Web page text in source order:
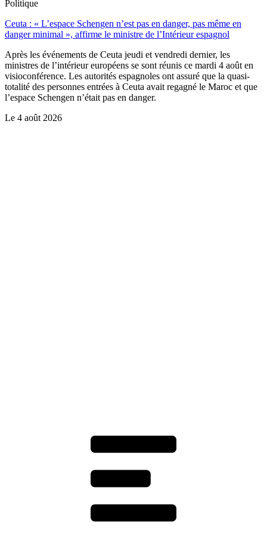
Politique
Ceuta : « L’espace Schengen n’est pas en danger, pas même en
danger minimal », affirme le ministre de l’Intérieur espagnol
Après les événements de Ceuta jeudi et vendredi dernier, les
ministres de l’intérieur européens se sont réunis ce mardi 4 août en
visioconférence. Les autorités espagnoles ont assuré que la quasi-
totalité des personnes entrées à Ceuta avait regagné le Maroc et que
l’espace Schengen n’était pas en danger.
Le 4 août 2026